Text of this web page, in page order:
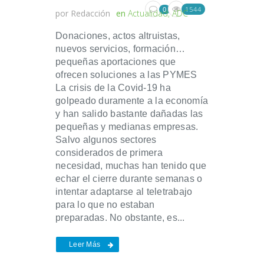
por Redacción en Actualidad, ADC
0 1544
Donaciones, actos altruistas,
nuevos servicios, formación…
pequeñas aportaciones que
ofrecen soluciones a las PYMES
La crisis de la Covid-19 ha
golpeado duramente a la economía
y han salido bastante dañadas las
pequeñas y medianas empresas.
Salvo algunos sectores
considerados de primera
necesidad, muchas han tenido que
echar el cierre durante semanas o
intentar adaptarse al teletrabajo
para lo que no estaban
preparadas. No obstante, es...
Leer Más